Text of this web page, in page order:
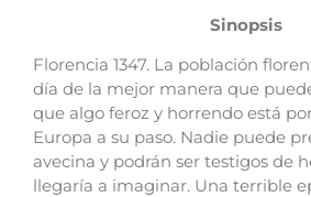
Sinopsis
Florencia 1347. La población
día de la mejor manera que
que algo feroz y horrendo está
Europa a su paso. Nadie puede
avecina y podrán ser testigos de
llegaría a imaginar. Una terrible